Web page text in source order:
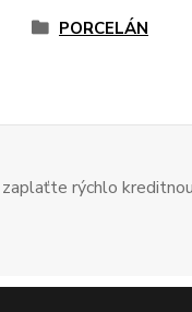
PORCELÁN
rýchlo